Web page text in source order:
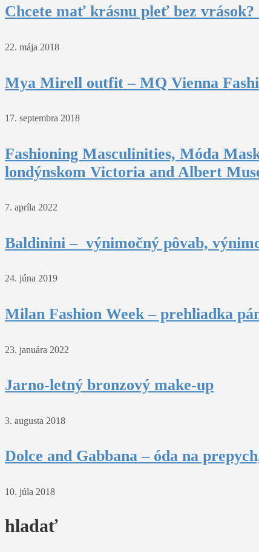
Chcete mať krásnu pleť bez vrások?
22. mája 2018
Mya Mirell outfit – MQ Vienna
17. septembra 2018
Fashioning Masculinities, Móda
londýnskom Victoria and Albert
7. apríla 2022
Baldinini – výnimočný pôvab,
24. júna 2019
Milan Fashion Week – prehliadka
23. januára 2022
Jarno-letný bronzový make-up
3. augusta 2018
Dolce and Gabbana – óda na
10. júla 2018
hladať